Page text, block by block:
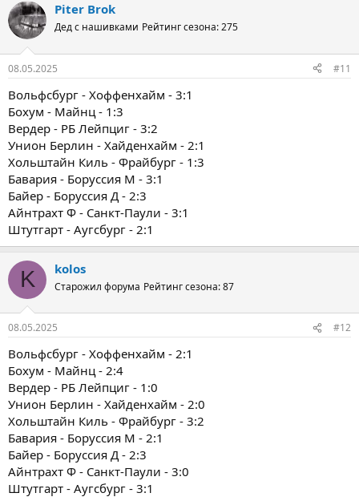
Piter Brok
Дед с нашивками Рейтинг сезона: 275
08.05.2025 #11
Вольфсбург - Хоффенхайм - 3:1
Бохум - Майнц - 1:3
Вердер - РБ Лейпциг - 3:2
Унион Берлин - Хайденхайм - 2:1
Хольштайн Киль - Фрайбург - 1:3
Бавария - Боруссия М - 3:1
Байер - Боруссия Д - 2:3
Айнтрахт Ф - Санкт-Паули - 3:1
Штутгарт - Аугсбург - 2:1
K kolos
Старожил форума Рейтинг сезона: 87
08.05.2025 #12
Вольфсбург - Хоффенхайм - 2:1
Бохум - Майнц - 2:4
Вердер - РБ Лейпциг - 1:0
Унион Берлин - Хайденхайм - 2:0
Хольштайн Киль - Фрайбург - 3:2
Бавария - Боруссия М - 2:1
Байер - Боруссия Д - 2:3
Айнтрахт Ф - Санкт-Паули - 3:0
Штутгарт - Аугсбург - 3:1